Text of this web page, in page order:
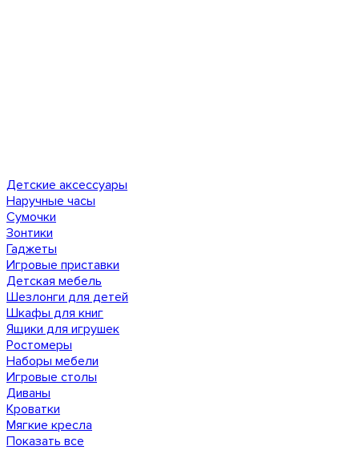
Детские аксессуары
Наручные часы
Сумочки
Зонтики
Гаджеты
Игровые приставки
Детская мебель
Шезлонги для детей
Шкафы для книг
Ящики для игрушек
Ростомеры
Наборы мебели
Игровые столы
Диваны
Кроватки
Мягкие кресла
Показать все